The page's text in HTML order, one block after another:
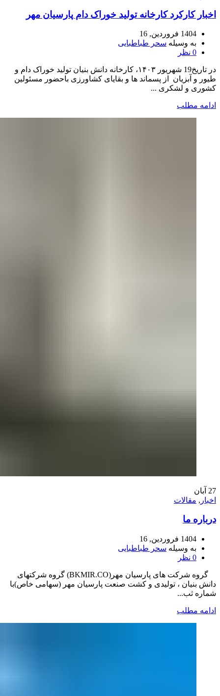
اخبار کارکرد کارخانه تولید خوراک دام پارسیان مهر
1404 فروردین, 16
به وسیله سحر طباطبایی
0 نظر
در تاریخ19 شهریور ۱۴۰۳، کارخانه دانش بنیان تولید خوراک دام و
طیور و آبزیان از پسماند ها و بقایای کشاورزی باحضور مسئولین
کشوری و لشکری ...
ادامه مطلب
27 آبان
اخبار , مقالات
درباره ما
1404 فروردین, 16
به وسیله سحر طباطبایی
0 نظر
گروه شرکت های پارسیان مهر(BKMIR.CO) گروه شرکتهای
دانش بنیان ، تولیدی و کشت صنعت پارسیان مهر (سهامی خاص)با
شماره ثب...
ادامه مطلب